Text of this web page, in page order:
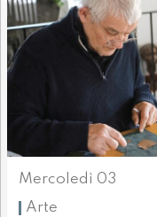
Mercoledì 03
Arte